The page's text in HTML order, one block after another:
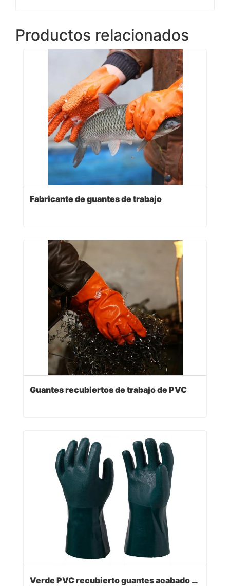
Productos relacionados
Fabricante de guantes de trabajo
Guantes recubiertos de trabajo de PVC
Verde PVC recubierto guantes acabado sandy